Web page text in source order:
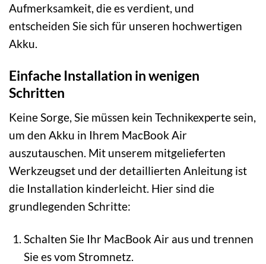
Aufmerksamkeit, die es verdient, und
entscheiden Sie sich für unseren hochwertigen
Akku.
Einfache Installation in wenigen
Schritten
Keine Sorge, Sie müssen kein Technikexperte sein,
um den Akku in Ihrem MacBook Air
auszutauschen. Mit unserem mitgelieferten
Werkzeugset und der detaillierten Anleitung ist
die Installation kinderleicht. Hier sind die
grundlegenden Schritte:
Schalten Sie Ihr MacBook Air aus und trennen
Sie es vom Stromnetz.